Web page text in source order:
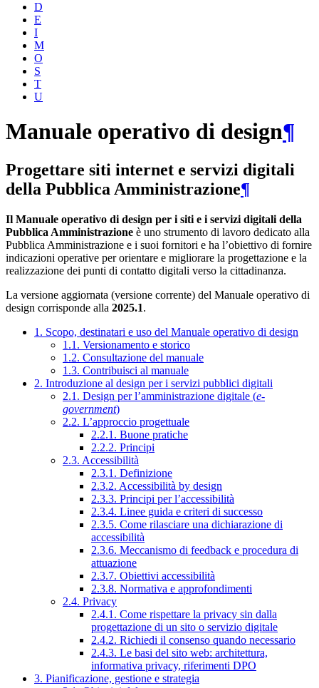
D
E
I
M
O
S
T
U
Manuale operativo di design¶
Progettare siti internet e servizi digitali
della Pubblica Amministrazione¶
Il Manuale operativo di design per i siti e i servizi digitali della
Pubblica Amministrazione è uno strumento di lavoro dedicato alla
Pubblica Amministrazione e i suoi fornitori e ha l’obiettivo di fornire
indicazioni operative per orientare e migliorare la progettazione e la
realizzazione dei punti di contatto digitali verso la cittadinanza.
La versione aggiornata (versione corrente) del Manuale operativo di
design corrisponde alla 2025.1.
1. Scopo, destinatari e uso del Manuale operativo di design
1.1. Versionamento e storico
1.2. Consultazione del manuale
1.3. Contribuisci al manuale
2. Introduzione al design per i servizi pubblici digitali
2.1. Design per l’amministrazione digitale (e-
government)
2.2. L’approccio progettuale
2.2.1. Buone pratiche
2.2.2. Principi
2.3. Accessibilità
2.3.1. Definizione
2.3.2. Accessibilità by design
2.3.3. Principi per l’accessibilità
2.3.4. Linee guida e criteri di successo
2.3.5. Come rilasciare una dichiarazione di
accessibilità
2.3.6. Meccanismo di feedback e procedura di
attuazione
2.3.7. Obiettivi accessibilità
2.3.8. Normativa e approfondimenti
2.4. Privacy
2.4.1. Come rispettare la privacy sin dalla
progettazione di un sito o servizio digitale
2.4.2. Richiedi il consenso quando necessario
2.4.3. Le basi del sito web: architettura,
informativa privacy, riferimenti DPO
3. Pianificazione, gestione e strategia